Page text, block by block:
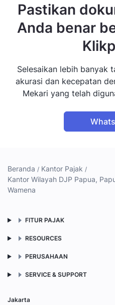
Pastikan
Anda benar
Selesaikan lebih banyak
akurasi dan kecepatan
Mekari yang telah
Beranda
Kantor Pajak
Kantor Wilayah DJP Papua,
Wamena
FITUR PAJAK
RESOURCES
PERUSAHAAN
SERVICE & SUPPORT
Jakarta